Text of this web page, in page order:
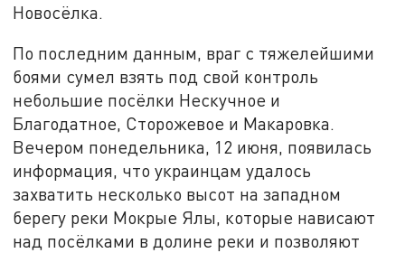
Новосёлка.
По последним данным, враг с тяжелейшими
боями сумел взять под свой контроль
небольшие посёлки Нескучное и
Благодатное, Сторожевое и Макаровка.
Вечером понедельника, 12 июня, появилась
информация, что украинцам удалось
захватить несколько высот на западном
берегу реки Мокрые Ялы, которые нависают
над посёлками в долине реки и позволяют